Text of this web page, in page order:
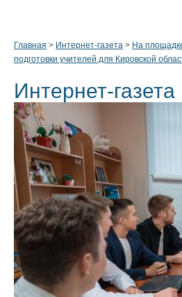
Главная > Интернет-газета > На
подготовки учителей для Кировской
Интернет-газета